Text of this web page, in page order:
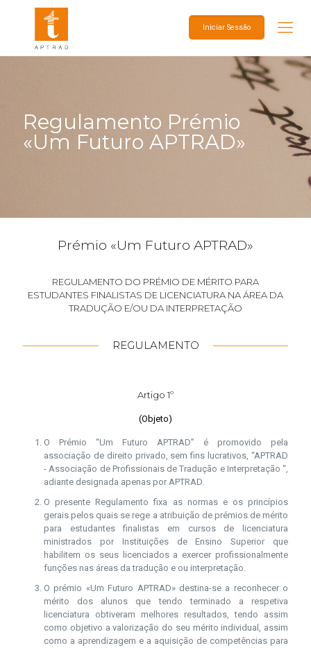
Iniciar Sessão
Regulamento Prémio
«Um Futuro APTRAD»
Prémio «Um Futuro APTRAD»
REGULAMENTO DO PRÉMIO DE MÉRITO PARA
ESTUDANTES FINALISTAS DE LICENCIATURA NA ÁREA DA
TRADUÇÃO E/OU DA INTERPRETAÇÃO
REGULAMENTO
Artigo 1º
(Objeto)
O Prémio “Um Futuro APTRAD” é promovido pela
associação de direito privado, sem fins lucrativos, “APTRAD
- Associação de Profissionais de Tradução e Interpretação “,
adiante designada apenas por APTRAD.
O presente Regulamento fixa as normas e os princípios
gerais pelos quais se rege a atribuição de prémios de mérito
para estudantes finalistas em cursos de licenciatura
ministrados por Instituições de Ensino Superior que
habilitem os seus licenciados a exercer profissionalmente
funções nas áreas da tradução e ou interpretação.
O prémio «Um Futuro APTRAD» destina-se a reconhecer o
mérito dos alunos que tendo terminado a respetiva
licenciatura obtiveram melhores resultados, tendo assim
como objetivo a valorização do seu mérito individual, assim
como a aprendizagem e a aquisição de competências para